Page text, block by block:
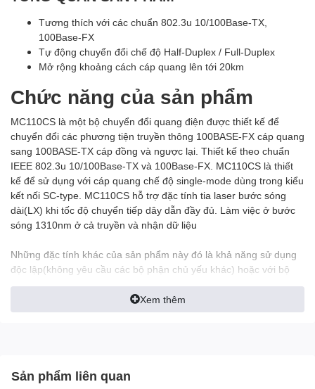
Tương thích với các chuẩn 802.3u 10/100Base-TX,
100Base-FX
Tự động chuyển đổi chế độ Half-Duplex / Full-Duplex
Mở rộng khoảng cách cáp quang lên tới 20km
Chức năng của sản phẩm
MC110CS là một bộ chuyển đổi quang điện được thiết kế để
chuyển đổi các phương tiện truyền thông 100BASE-FX cáp quang
sang 100BASE-TX cáp đồng và ngược lại. Thiết kế theo chuẩn
IEEE 802.3u 10/100Base-TX và 100Base-FX. MC110CS là thiết
kế để sử dụng với cáp quang chế độ single-mode dùng trong kiểu
kết nối SC-type. MC110CS hỗ trợ đặc tính tia laser bước sóng
dài(LX) khi tốc độ chuyển tiếp dây dẫn đầy đủ. Làm việc ở bước
sóng 1310nm ở cả truyền và nhận dữ liệu
Những đặc tính khác của sản phẩm này đó là khả năng sử dụng
độc lập(không yêu cầu các bộ phận chủ yếu khác) hoặc với bộ
khung TL-MC1400 của TP-LINK. Tự động MDI/MDI-X cho cổng
TX, tự động điều chỉnh chế độ duplex. MC110CS sẽ truyền tải
như cáp quang với với khoảng cách rất lớn, nếu sử dụng cáp
MEDIA CONVERTER & MODULE
Xem thêm
Sản phẩm liên quan